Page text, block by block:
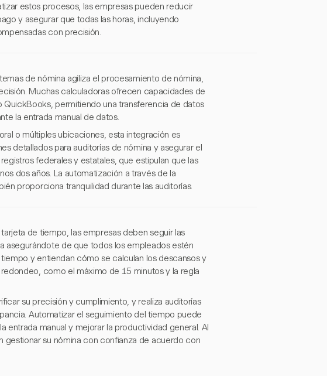
estos procesos, las empresas pueden reducir
y asegurar que todas las horas, incluyendo
con precisión.
de nómina agiliza el procesamiento de nómina,
Muchas calculadoras ofrecen capacidades de
permitiendo una transferencia de datos
la entrada manual de datos.
o múltiples ubicaciones, esta integración es
detallados para auditorías de nómina y asegurar el
federales y estatales, que estipulan que las
dos años. La automatización a través de la
proporciona tranquilidad durante las auditorías.
de tiempo, las empresas deben seguir las
asegurándote de que todos los empleados estén
y entiendan cómo se calculan los descansos y
como el máximo de 15 minutos y la regla
su precisión y cumplimiento, y realiza auditorías
Automatizar el seguimiento del tiempo puede
entrada manual y mejorar la productividad general. Al
gestionar su nómina con confianza de acuerdo con